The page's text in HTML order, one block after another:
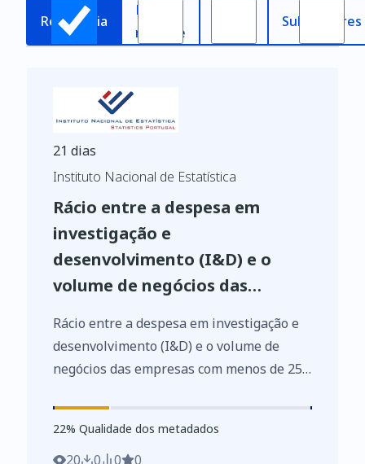
Relevância
Mais
recente
Subscritores
21 dias
Instituto Nacional de Estatística
Rácio entre a despesa em
investigação e
desenvolvimento (I&D) e o
volume de negócios das
pessoas ao serviço das
indústrias transformadoras
Rácio entre a despesa em investigação e
desenvolvimento (I&D) e o volume de
negócios das empresas com menos de 250
transformadoras (Série 2007-2009, CAE
Rev. 3 - %) por Localização geográfica
(NUTS - 2001); Anual - INE, Sistema de
22%
22% Qualidade dos metadados
20 0 0 0